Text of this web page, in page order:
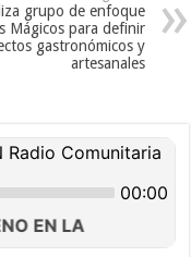
grupo de enfoque
Mágicos para definir
gastronómicos y
artesanales